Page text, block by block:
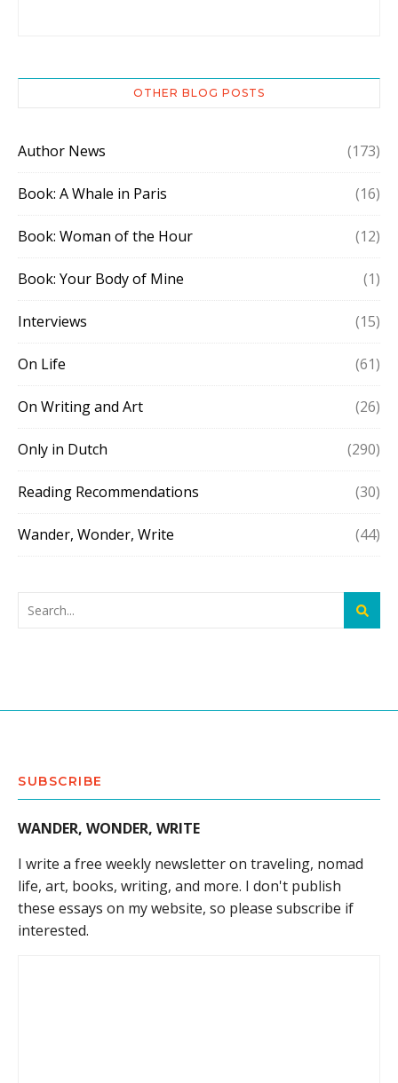
OTHER BLOG POSTS
Author News (173)
Book: A Whale in Paris (16)
Book: Woman of the Hour (12)
Book: Your Body of Mine (1)
Interviews (15)
On Life (61)
On Writing and Art (26)
Only in Dutch (290)
Reading Recommendations (30)
Wander, Wonder, Write (44)
SUBSCRIBE
WANDER, WONDER, WRITE
I write a free weekly newsletter on traveling, nomad
life, art, books, writing, and more. I don't publish
these essays on my website, so please subscribe if
interested.